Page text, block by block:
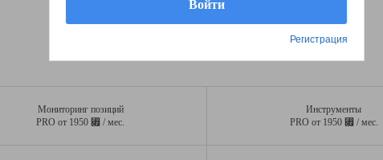
Мониторинг позиций
PRO от 1950 ⃏ / мес.
Инструменты
PRO от 1950 ⃏ / мес.
Регистрация